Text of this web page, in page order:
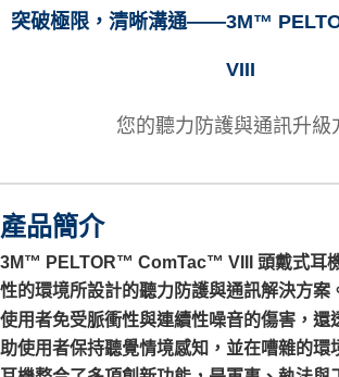
付款後7-11取貨
突破極限，清晰溝通——3M™
VIII
您的聽力防護與通訊升級
產品簡介
3M™ PELTOR™ ComTac™ VIII 頭戴式耳
性的環境所設計的聽力防護與通訊解決方案
使用者免受脈衝性與連續性噪音的傷害，還
助使用者保持聽覺情境感知 ，並在嘈雜的